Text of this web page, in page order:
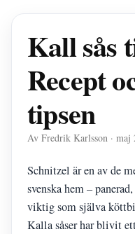
Kall sås
Recept
tipsen
Av Fredrik Karlsson · maj
Schnitzel är en av de
svenska hem –
viktig som själva
Kalla såser har blivit